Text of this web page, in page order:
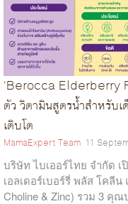
‘Berocca Elderberry
ตัว วิตามินสูตรน้ำสำหรับ
เติบโต
MamaExpert Team 11
บริษัท ไบเออร์ไทย จำกัด
เอลเดอร์เบอร์รี่ พลัส โคลีน
Choline & Zinc) รวม 3 คุ